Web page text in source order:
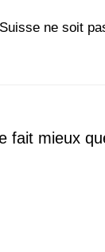
ne soit
fait mieux